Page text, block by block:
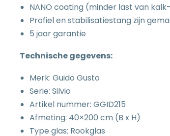
NANO coating (minder last van
Profiel en stabilisatiestang zijn
5 jaar garantie
Technische gegevens:
Merk: Guido Gusto
Serie: Silvio
Artikel nummer: GGID215
Afmeting: 40×200 cm (B x H)
Type glas: Rookglas